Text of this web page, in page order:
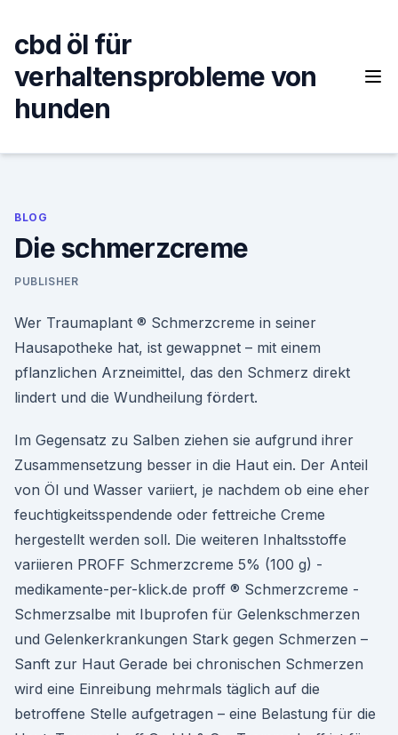
content
cbd öl für
verhaltensprobleme von
hunden
BLOG
Die schmerzcreme
PUBLISHER
Wer Traumaplant ® Schmerzcreme in seiner
Hausapotheke hat, ist gewappnet – mit einem
pflanzlichen Arzneimittel, das den Schmerz direkt
lindert und die Wundheilung fördert.
Im Gegensatz zu Salben ziehen sie aufgrund ihrer
Zusammensetzung besser in die Haut ein. Der Anteil
von Öl und Wasser variiert, je nachdem ob eine eher
feuchtigkeitsspendende oder fettreiche Creme
hergestellt werden soll. Die weiteren Inhaltsstoffe
variieren PROFF Schmerzcreme 5% (100 g) -
medikamente-per-klick.de proff ® Schmerzcreme -
Schmerzsalbe mit Ibuprofen für Gelenkschmerzen
und Gelenkerkrankungen Stark gegen Schmerzen –
Sanft zur Haut Gerade bei chronischen Schmerzen
wird eine Einreibung mehrmals täglich auf die
betroffene Stelle aufgetragen – eine Belastung für die